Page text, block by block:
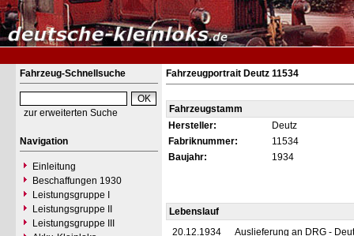
Fahrzeug-Schnellsuche
zur erweiterten Suche
Navigation
Einleitung
Beschaffungen 1930
Leistungsgruppe I
Leistungsgruppe II
Leistungsgruppe III
Fahrzeugportrait Deutz 11534
Fahrzeugstamm
Hersteller:
Deutz
Fabriknummer:
11534
Baujahr:
1934
Lebenslauf
20.12.1934
Auslieferung an DRG -